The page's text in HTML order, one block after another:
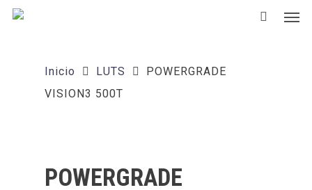
Inicio LUTS
POWERGRADE
VISION3 500T
POWERGRADE